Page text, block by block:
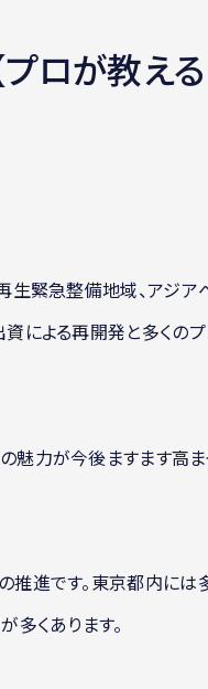
ロが教える
生緊急整備地域、アジア
による再開発と多くの
魅力が今後ますます高ま
推進です。東京都内には
くあります。